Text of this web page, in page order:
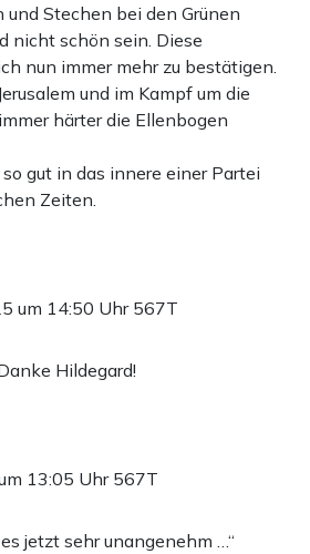
und Stechen bei den Grünen
nicht schön sein. Diese
nun immer mehr zu bestätigen.
und im Kampf um die
härter die Ellenbogen
gut in das innere einer Partei
Zeiten.
um 14:50 Uhr 567T
Hildegard!
13:05 Uhr 567T
jetzt sehr unangenehm …“